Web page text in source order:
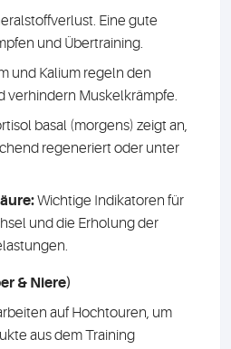
Eine gute
und Übertraining.
und Kalium regeln den
verhindern Muskelkrämpfe.
basal (morgens) zeigt an,
regeneriert oder unter
Wichtige Indikatoren für
und die Erholung der
& Niere)
auf Hochtouren, um
aus dem Training